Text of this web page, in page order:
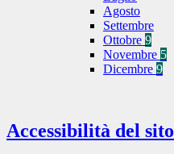
Agosto
Settembre
Ottobre 9
Novembre 5
Dicembre 9
Accessibilità del sito